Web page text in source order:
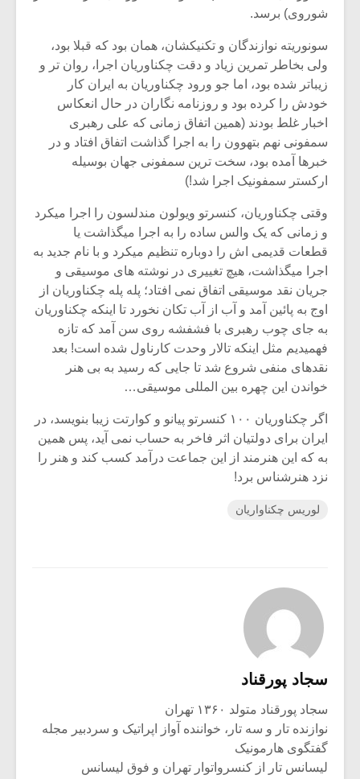
شوروی) برسد.
سونوریته نوازندگان و تکنیکشان، همان بود که قبلا بود،
ولی بخاطر تمرین زیاد و دقت چکناوریان اجرا، روان تر و
زیباتر شده بود، اما جو ورود چکناوریان به ایران کار
خودش را کرده بود و روزنامه نگاران در حال انعکاس
اخبار غلط بودند (همین اتفاق زمانی که علی رهبری
سمفونی نهم بتهوون را به اجرا گذاشت اتفاق افتاد و در
خبرها آمده بود، سخت ترین سمفونی جهان بوسیله
ارکستر سمفونیک اجرا شد!)
وقتی چکناوریان، کنسرتو ویولون مندلسون را اجرا میکرد
و زمانی که یک والس ساده را به اجرا میگذاشت یا
قطعات قدیمی اش را دوباره تنظیم میکرد و با نام جدید به
اجرا میگذاشت، هیچ تغییری در نوشته های موسیقی و
جریان نقد موسیقی اتفاق نمی افتاد؛ پله پله چکناوریان از
اوج به پائین آمد و آب از آب تکان نخورد تا اینکه چکناوریان
به جای چوب رهبری با فشفشه روی سن آمد که تازه
فهمیدیم مثل اینکه تالار وحدت کارناول شده است! بعد
نقدهای منفی شروع شد تا جایی که رسید به بی هنر
خواندن این چهره بین المللی موسیقی…
اگر چکناوریان ۱۰۰ کنسرتو پیانو و کوارتت زیبا بنویسد، در
ایران برای دولتیان اثر فاخر به حساب نمی آید، پس همین
به که این هنرمند از این جماعت درآمد کسب کند و هنر را
نزد هنرشناس برد!
لوریس چکناواریان
سجاد پورقناد
سجاد پورقناد متولد ۱۳۶۰ تهران
نوازنده تار و سه تار، خواننده آواز اپراتیک و سردبیر مجله
گفتگوی هارمونیک
لیسانس تار از کنسرواتوار تهران و فوق لیسانس